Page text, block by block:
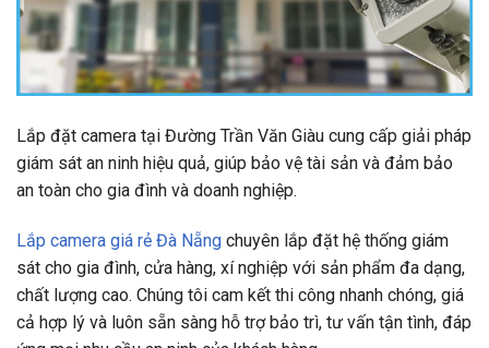
Lắp đặt camera tại Đường Trần Văn Giàu cung cấp giải pháp
giám sát an ninh hiệu quả, giúp bảo vệ tài sản và đảm bảo
an toàn cho gia đình và doanh nghiệp.
Lắp camera giá rẻ Đà Nẵng chuyên lắp đặt hệ thống giám
sát cho gia đình, cửa hàng, xí nghiệp với sản phẩm đa dạng,
chất lượng cao. Chúng tôi cam kết thi công nhanh chóng, giá
cả hợp lý và luôn sẵn sàng hỗ trợ bảo trì, tư vấn tận tình, đáp